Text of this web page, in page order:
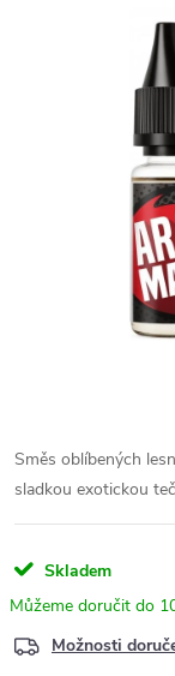
Směs oblíbených
sladkou exotickou
Skladem
Možnosti